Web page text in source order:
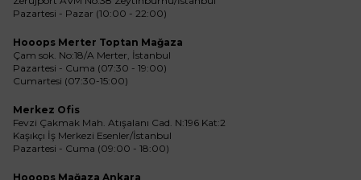
Pazartesi - Pazar (10:00 - 22:00)
Hooops Merter Toptan Mağaza
Çam sok. No:18/A Merter, İstanbul
Pazartesi - Cuma (07:30 - 19:00)
Cumartesi (07:30-15:00)
Merkez Ofis
Fevzi Çakmak Mah. Atışalanı Cad. N:196 Kat:2
Kaşıkçı İş Merkezi Esenler/İstanbul
Pazartesi - Cuma (09:00 - 18:00)
Hooops Mağaza Ankara